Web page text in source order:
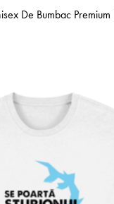
De Bumbac